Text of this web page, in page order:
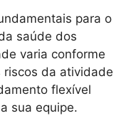
para o
saúde dos
varia conforme
da atividade
flexível
sua equipe.